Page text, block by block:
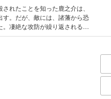
れたことを知った鹿之介は、
。だが、敵には、諸藩から恐
凄絶な攻防が繰り返される
が明らかになっていく……。る
空前の時代活劇第二弾！